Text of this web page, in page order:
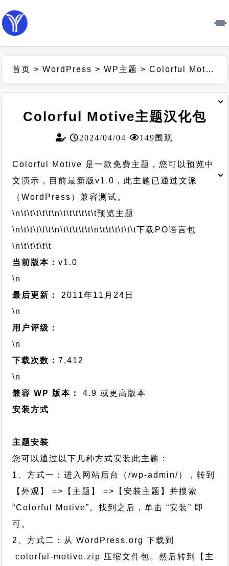
首页 >WordPress >WP主题 >Colorful Motive主题汉化包
Colorful Motive主题汉化包
2024/04/04 149围观
Colorful Motive 是一款免费主题，您可以预览中
文演示，目前最新版v1.0，此主题已通过文派
（WordPress）兼容测试。
\n\t\t\t\t\t\n\t\t\t\t\t\t预览主题
\n\t\t\t\t\t\n\t\t\t\t\t\n\t\t\t\t\t\t下载PO语言包
\n\t\t\t\t\t
当前版本：v1.0
\n
最后更新：
2011年11月24日
\n
用户评级：
\n
下载次数：7,412
\n
兼容 WP 版本：
4.9 或更高版本
安装方式
主题安装
您可以通过以下几种方式安装此主题：
1、方式一：进入网站后台（/wp-admin/），转到
【外观】 =>【主题】 =>【安装主题】并搜索
“Colorful Motive”。找到之后，单击 “安装” 即
可。
2、方式二：从 WordPress.org 下载到
colorful-motive.zip 压缩文件包。然后转到【主